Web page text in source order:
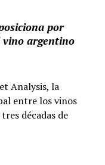
por
vino argentino
Analysis, la
entre los vinos
décadas de